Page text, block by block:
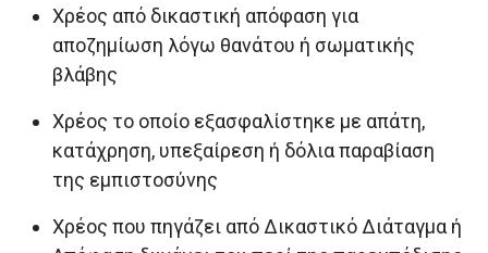
Χρέος από δικαστική απόφαση για
αποζημίωση λόγω θανάτου ή σωματικής
βλάβης
Χρέος το οποίο εξασφαλίστηκε με απάτη,
κατάχρηση, υπεξαίρεση ή δόλια παραβίαση
της εμπιστοσύνης
Χρέος που πηγάζει από Δικαστικό Διάταγμα ή